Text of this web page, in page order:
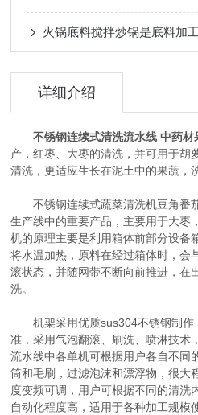
火锅底料搅拌炒锅是底料加
详细介绍
不锈钢连续式清洗流水线 中药材
产，红枣、大枣的清洗，并可用于胡
清洗，更适应生长在泥土中的果蔬，
不锈钢连续式蔬菜清洗机豆角番
生产线中的重要产品，主要用于大枣
机的原理主要是利用箱体前部分设备
将水温加热，原料在经过箱体时，会
滚状态，并随网带不断向前推进，在
洗。
机架采用优质sus304不锈钢制作
准，采用气泡翻滚、刷洗、喷淋技术
流水线中各单机可根据用户各自不同
筒和毛刷，过滤泡沫和漂浮物，很大
度变频可调，用户可根据不同的清洗
自动化程度高，适用于各种加工规模